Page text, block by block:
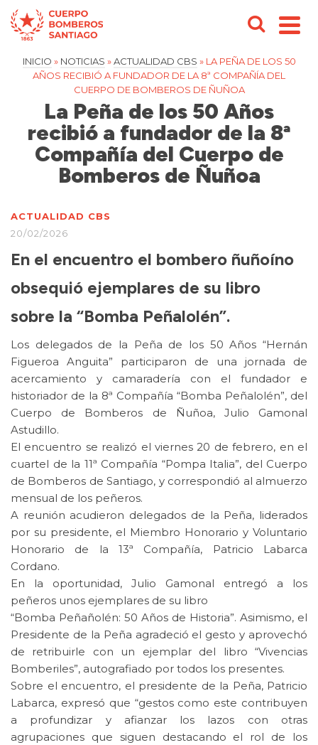
INICIO » NOTICIAS » ACTUALIDAD CBS » LA PEÑA DE LOS 50
AÑOS RECIBIÓ A FUNDADOR DE LA 8ª COMPAÑÍA DEL
CUERPO DE BOMBEROS DE ÑUÑOA
La Peña de los 50 Años
recibió a fundador de la 8ª
Compañía del Cuerpo de
Bomberos de Ñuñoa
ACTUALIDAD CBS
20/02/2026
En el encuentro el bombero ñuñoíno
obsequió ejemplares de su libro
sobre la “Bomba Peñalolén”.
Los delegados de la Peña de los 50 Años “Hernán
Figueroa Anguita” participaron de una jornada de
acercamiento y camaradería con el fundador e
historiador de la 8ª Compañía “Bomba Peñalolén”, del
Cuerpo de Bomberos de Ñuñoa, Julio Gamonal
Astudillo.
El encuentro se realizó el viernes 20 de febrero, en el
cuartel de la 11ª Compañía “Pompa Italia”, del Cuerpo
de Bomberos de Santiago, y correspondió al almuerzo
mensual de los peñeros.
A reunión acudieron delegados de la Peña, liderados
por su presidente, el Miembro Honorario y Voluntario
Honorario de la 13ª Compañía, Patricio Labarca
Cordano.
En la oportunidad, Julio Gamonal entregó a los
peñeros unos ejemplares de su libro
“Bomba Peñañolén: 50 Años de Historia”. Asimismo, el
Presidente de la Peña agradeció el gesto y aprovechó
de retribuirle con un ejemplar del libro “Vivencias
Bomberiles”, autografiado por todos los presentes.
Sobre el encuentro, el presidente de la Peña, Patricio
Labarca, expresó que “gestos como este contribuyen
a profundizar y afianzar los lazos con otras
agrupaciones que siguen destacando el rol de los